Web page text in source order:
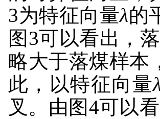
3为特征向量λ的
图3可以看出，
略大于落煤样
此，以特征向量λ
叉。由图4可以